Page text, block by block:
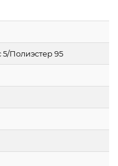
Полиэстер 95